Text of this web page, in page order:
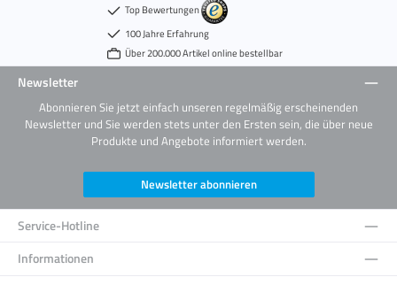
Top Bewertungen
100 Jahre Erfahrung
Über 200.000 Artikel online bestellbar
Newsletter
Abonnieren Sie jetzt einfach unseren regelmäßig erscheinenden
Newsletter und Sie werden stets unter den Ersten sein, die über neue
Produkte und Angebote informiert werden.
Newsletter abonnieren
Service-Hotline
Informationen